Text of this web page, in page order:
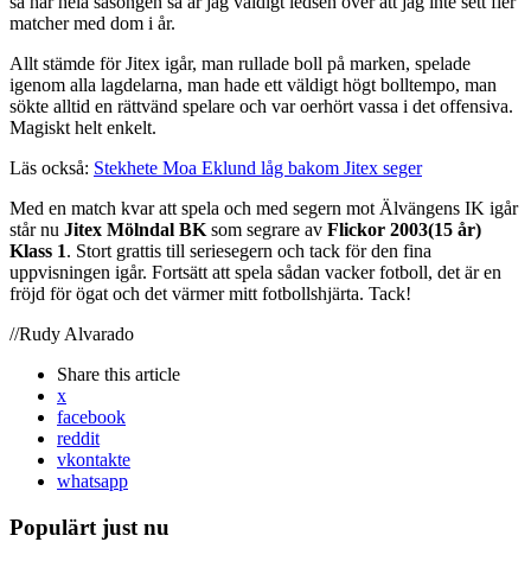
matcher med dom i år.
Allt stämde för Jitex igår, man rullade boll på marken, spelade
igenom alla lagdelarna, man hade ett väldigt högt bolltempo, man
sökte alltid en rättvänd spelare och var oerhört vassa i det offensiva.
Magiskt helt enkelt.
Läs också: Stekhete Moa Eklund låg bakom Jitex seger
Med en match kvar att spela och med segern mot Älvängens IK igår
står nu Jitex Mölndal BK som segrare av Flickor 2003(15 år)
Klass 1. Stort grattis till seriesegern och tack för den fina
uppvisningen igår. Fortsätt att spela sådan vacker fotboll, det är en
fröjd för ögat och det värmer mitt fotbollshjärta. Tack!
//Rudy Alvarado
Share this article
x
facebook
reddit
vkontakte
whatsapp
Populärt just nu